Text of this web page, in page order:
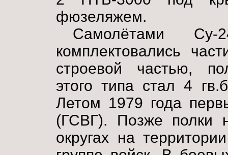
фюзеляжем.
Самолётами
комплектовались
строевой частью,
этого типа стал 4
Летом 1979 года
(ГСВГ). Позже полки
округах на